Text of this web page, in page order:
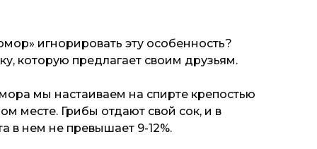
игнорировать эту особенность?
которую предлагает своим друзьям.
мы настаиваем на спирте крепостью
месте. Грибы отдают свой сок, и в
в нем не превышает 9-12%.